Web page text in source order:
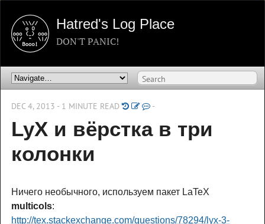
Hatred's Log Place
DON'T PANIC!
DEC 4, 2013 - 1 MINUTE READ -
LyX и вёрстка в три
колонки
Ничего необычного, используем пакет LaTeX
multicols:
http://tex.stackexchange.com/questions/78294/lyx-3-